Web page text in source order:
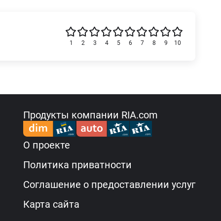
10
9
8
7
6
5
4
3
2
1
Продукты компании RIA.com
О проекте
Политика приватности
Соглашение о предоставлении услуг
Карта сайта